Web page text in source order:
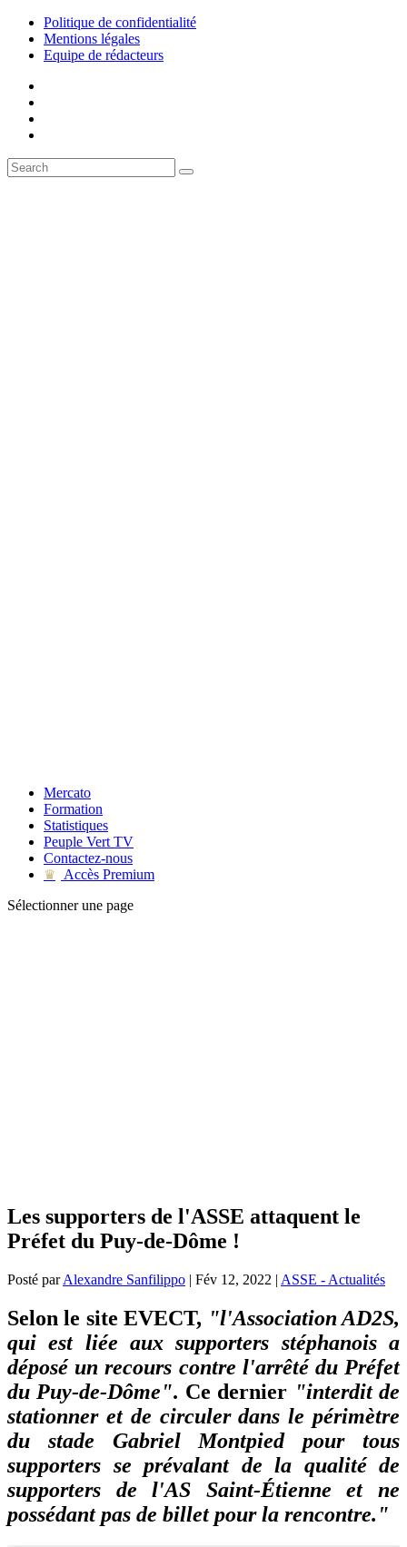
Politique de confidentialité
Mentions légales
Equipe de rédacteurs
Mercato
Formation
Statistiques
Peuple Vert TV
Contactez-nous
♛
Accès Premium
Sélectionner une page
Les supporters de l'ASSE attaquent le
Préfet du Puy-de-Dôme !
Posté parAlexandre Sanfilippo | Fév 12, 2022 | ASSE - Actualités
Selon le site EVECT, "l'Association AD2S,
qui est liée aux supporters stéphanois a
déposé un recours contre l'arrêté du Préfet
du Puy-de-Dôme". Ce dernier "interdit de
stationner et de circuler dans le périmètre
du stade Gabriel Montpied pour tous
supporters se prévalant de la qualité de
supporters de l'AS Saint-Étienne et ne
possédant pas de billet pour la rencontre."